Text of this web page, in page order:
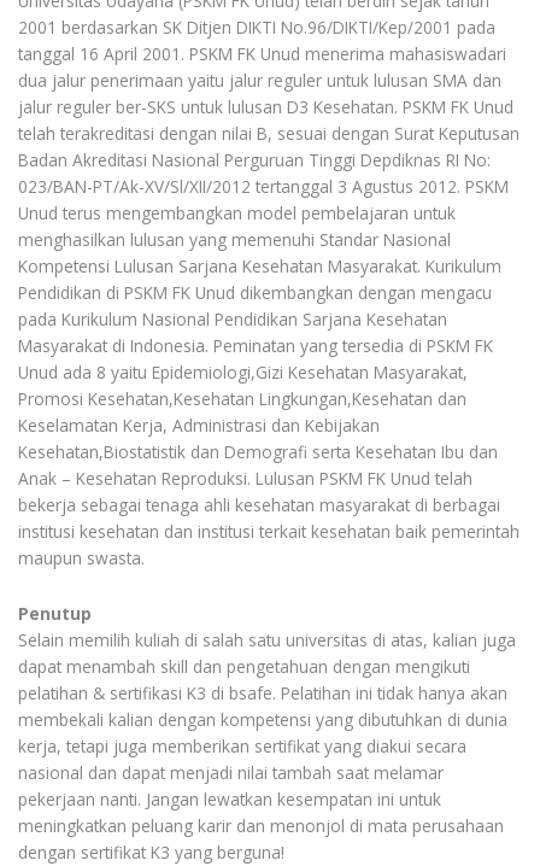
2001 berdasarkan SK Ditjen DIKTI No.96/DIKTI/Kep/2001 pada
tanggal 16 April 2001. PSKM FK Unud menerima mahasiswadari
dua jalur penerimaan yaitu jalur reguler untuk lulusan SMA dan
jalur reguler ber-SKS untuk lulusan D3 Kesehatan. PSKM FK Unud
telah terakreditasi dengan nilai B, sesuai dengan Surat Keputusan
Badan Akreditasi Nasional Perguruan Tinggi Depdiknas RI No:
023/BAN-PT/Ak-XV/Sl/XII/2012 tertanggal 3 Agustus 2012. PSKM
Unud terus mengembangkan model pembelajaran untuk
menghasilkan lulusan yang memenuhi Standar Nasional
Kompetensi Lulusan Sarjana Kesehatan Masyarakat. Kurikulum
Pendidikan di PSKM FK Unud dikembangkan dengan mengacu
pada Kurikulum Nasional Pendidikan Sarjana Kesehatan
Masyarakat di Indonesia. Peminatan yang tersedia di PSKM FK
Unud ada 8 yaitu Epidemiologi,Gizi Kesehatan Masyarakat,
Promosi Kesehatan,Kesehatan Lingkungan,Kesehatan dan
Keselamatan Kerja, Administrasi dan Kebijakan
Kesehatan,Biostatistik dan Demografi serta Kesehatan Ibu dan
Anak – Kesehatan Reproduksi. Lulusan PSKM FK Unud telah
bekerja sebagai tenaga ahli kesehatan masyarakat di berbagai
institusi kesehatan dan institusi terkait kesehatan baik pemerintah
maupun swasta.
Penutup
Selain memilih kuliah di salah satu universitas di atas, kalian juga
dapat menambah skill dan pengetahuan dengan mengikuti
pelatihan & sertifikasi K3 di bsafe. Pelatihan ini tidak hanya akan
membekali kalian dengan kompetensi yang dibutuhkan di dunia
kerja, tetapi juga memberikan sertifikat yang diakui secara
nasional dan dapat menjadi nilai tambah saat melamar
pekerjaan nanti. Jangan lewatkan kesempatan ini untuk
meningkatkan peluang karir dan menonjol di mata perusahaan
dengan sertifikat K3 yang berguna!